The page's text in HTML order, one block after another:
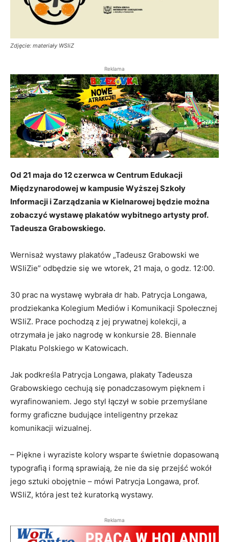
Zdjęcie: materiały WSIiZ
Reklama
Od 21 maja do 12 czerwca w Centrum Edukacji
Międzynarodowej w kampusie Wyższej Szkoły
Informacji i Zarządzania w Kielnarowej będzie można
zobaczyć wystawę plakatów wybitnego artysty prof.
Tadeusza Grabowskiego.
Wernisaż wystawy plakatów „Tadeusz Grabowski we
WSIiZie” odbędzie się we wtorek, 21 maja, o godz. 12:00.
30 prac na wystawę wybrała dr hab. Patrycja Longawa,
prodziekanka Kolegium Mediów i Komunikacji Społecznej
WSIiZ. Prace pochodzą z jej prywatnej kolekcji, a
otrzymała je jako nagrodę w konkursie 28. Biennale
Plakatu Polskiego w Katowicach.
Jak podkreśla Patrycja Longawa, plakaty Tadeusza
Grabowskiego cechują się ponadczasowym pięknem i
wyrafinowaniem. Jego styl łączył w sobie przemyślane
formy graficzne budujące inteligentny przekaz
komunikacji wizualnej.
– Piękne i wyraziste kolory wsparte świetnie dopasowaną
typografią i formą sprawiają, że nie da się przejść wokół
jego sztuki obojętnie – mówi Patrycja Longawa, prof.
WSIiZ, która jest też kuratorką wystawy.
Reklama